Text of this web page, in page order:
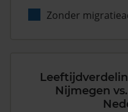
Zonder
Nijmegen